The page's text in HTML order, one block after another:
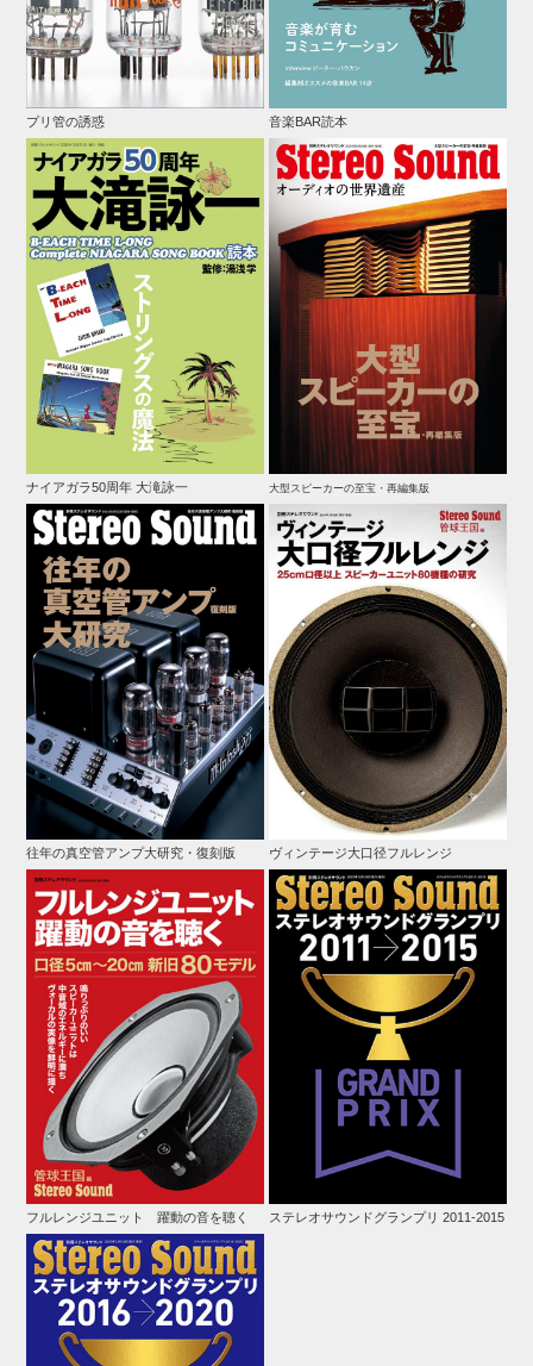
プリ管の誘惑 音楽BAR読本
ナイアガラ50周年 大滝詠一 大型スピーカーの至宝・再編集版
往年の真空管アンプ大研究・復刻版 ヴィンテージ大口径フルレンジ
フルレンジユニット 躍動の音を聴く ステレオサウンドグランプリ 2011-2015